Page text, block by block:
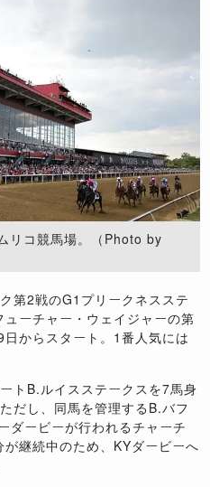
リコ競馬場。（Photo by
第2戦のG1プリークネスステ
ーチャー・ウェイジャーの第
からスタート。1番人気には
トB.ルイスステークスを7馬身
だし、同馬を管理するB.バフ
ダービーが行われるチャーチ
継続中のため、KYダービーへ